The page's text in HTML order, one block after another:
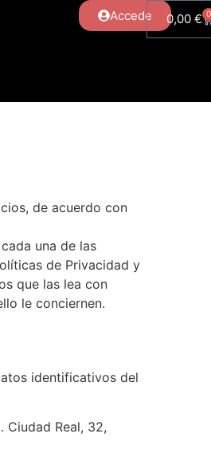
Accede 0,00€ 0
de acuerdo con
una de las
de Privacidad y
que las lea con
le conciernen.
identificativos del
Real, 32,